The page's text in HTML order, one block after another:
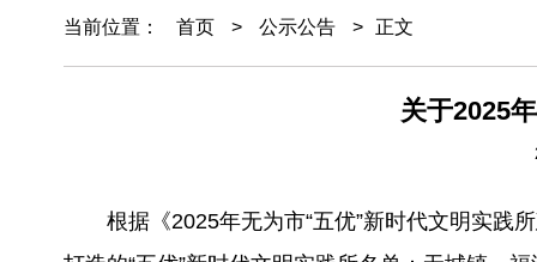
当前位置： 首页 > 公示公告 > 正文
关于2025
根据《2025年无为市“五优”新时代文明实践所